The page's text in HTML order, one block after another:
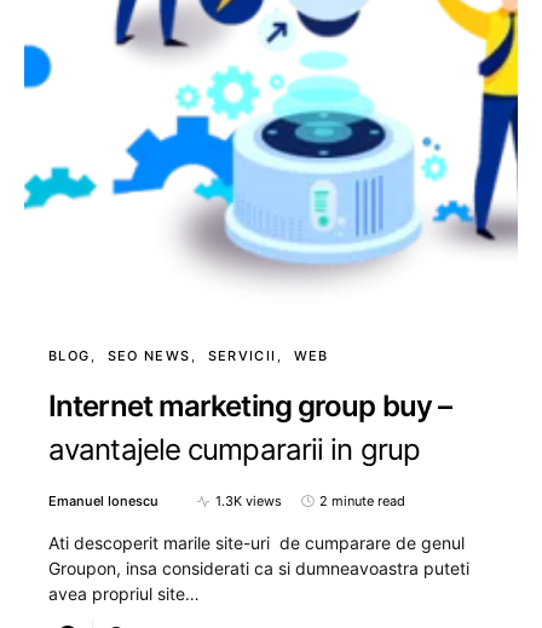
BLOG SEO NEWS SERVICII WEB
Internet marketing group buy –
avantajele cumpararii in grup
Emanuel Ionescu 1.3K views 2 minute read
Ati descoperit marile site-uri de cumparare de genul
Groupon, insa considerati ca si dumneavoastra puteti
avea propriul site…